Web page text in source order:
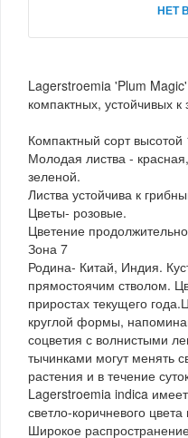
НЕТ
Lagerstroemia 'Plum
компактных, устойчивых
Компактный сорт высотой
Молодая листва -
зеленой.
Листва устойчива к
Цветы- розовые.
Цветение
Зона 7
Родина- Китай, Индия.
прямостоячим стволом.
приростах текущего
круглой формы,
соцветия с волнистыми
тычинками могут менять
растения и в течение
Lagerstroemia indica
светло-коричневого
Широкое